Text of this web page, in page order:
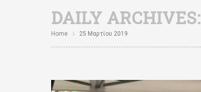
DAILY ARCHIVES:
Home 25 Μαρτίου 2019